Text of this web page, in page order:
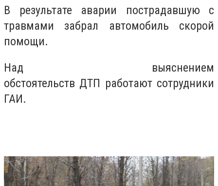
В результате аварии пострадавшую с
травмами забрал автомобиль скорой
помощи.
Над выяснением
обстоятельств ДТП работают сотрудники
ГАИ.